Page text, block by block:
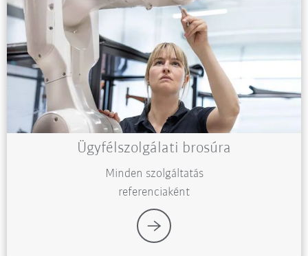
Ügyfélszolgálati brosúra
Minden szolgáltatás
referenciaként